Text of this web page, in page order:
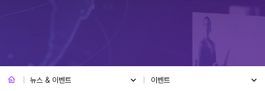
뉴스 & 이벤트 이벤트